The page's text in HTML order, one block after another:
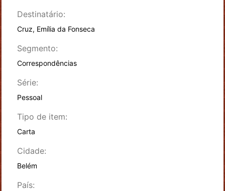
Destinatário:
Cruz, Emília da Fonseca
Segmento:
Correspondências
Série:
Pessoal
Tipo de item:
Carta
Cidade:
Belém
País: